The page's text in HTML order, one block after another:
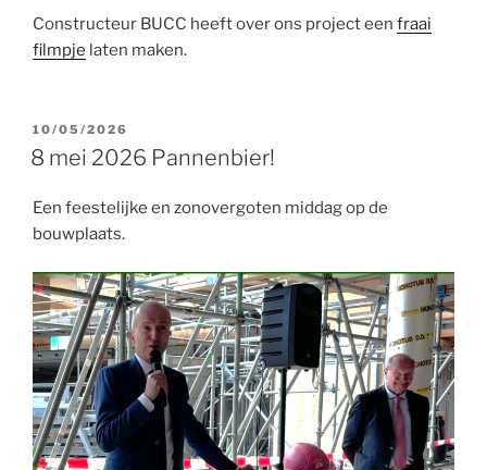
Constructeur BUCC heeft over ons project een fraai
filmpje laten maken.
GEPLAATST
OP
10/05/2026
8 mei 2026 Pannenbier!
Een feestelijke en zonovergoten middag op de
bouwplaats.